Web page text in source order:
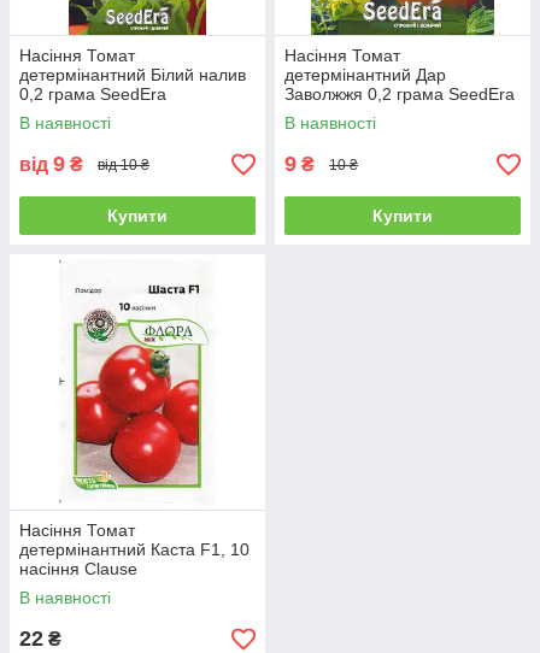
Насіння Томат
детермінантний Білий налив
0,2 грама SeedEra
В наявності
від 9 ₴ від 10 ₴
Купити
Насіння Томат
детермінантний Дар
Заволжжя 0,2 грама SeedEra
В наявності
9 ₴ 10 ₴
Купити
Насіння Томат
детермінантний Каста F1, 10
насіння Clause
В наявності
22 ₴